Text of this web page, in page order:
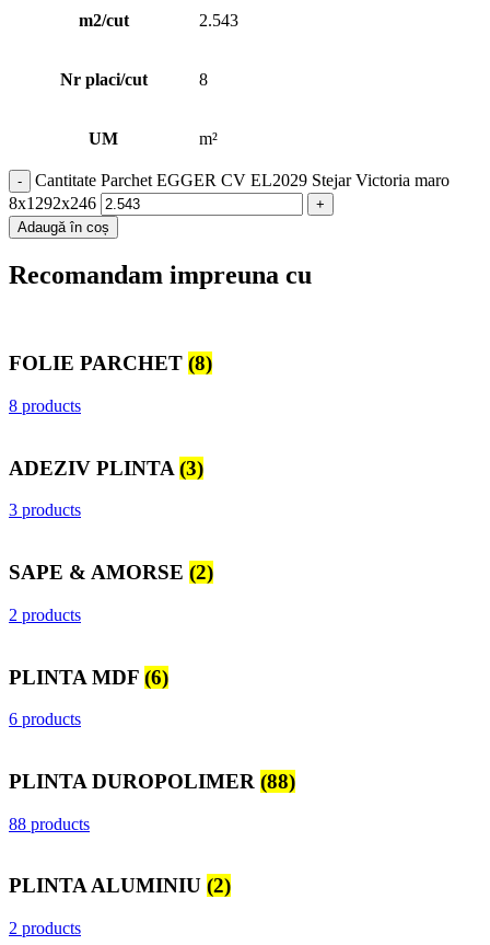
m2/cut 2.543
Nr placi/cut 8
UM m²
Cantitate Parchet EGGER CV EL2029 Stejar Victoria maro
8x1292x246
Adaugă în coș
Recomandam impreuna cu
FOLIE PARCHET (8)
8 products
ADEZIV PLINTA (3)
3 products
SAPE & AMORSE (2)
2 products
PLINTA MDF (6)
6 products
PLINTA DUROPOLIMER (88)
88 products
PLINTA ALUMINIU (2)
2 products